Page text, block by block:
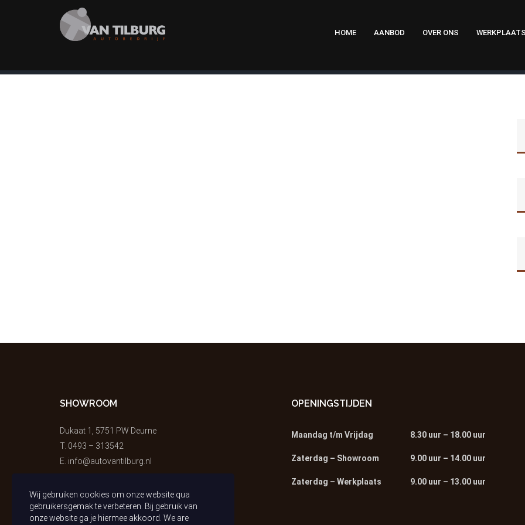
HOME AANBOD OVER ONS WERKPLAATS
SHOWROOM
Dukaat 1, 5751 PW Deurne
T. 0493 – 313542
E. info@autovantilburg.nl
OPENINGSTIJDEN
Maandag t/m Vrijdag 8.30 uur – 18.00 uur
Zaterdag – Showroom 9.00 uur – 14.00 uur
Zaterdag – Werkplaats
9.00 uur – 13.00 uur
Wij gebruiken cookies om onze website qua
gebruikersgemak te verbeteren. Bij gebruik van
onze website ga je hiermee akkoord. We are